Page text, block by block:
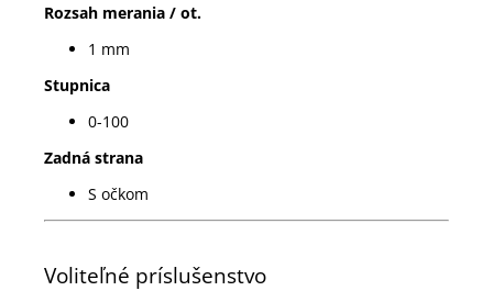
Rozsah merania / ot.
1 mm
Stupnica
0-100
Zadná strana
S očkom
Voliteľné príslušenstvo